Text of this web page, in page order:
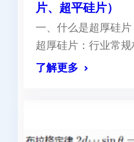
片、超平硅片）
一、什么是超厚硅
超厚硅片：行业常
了解更多